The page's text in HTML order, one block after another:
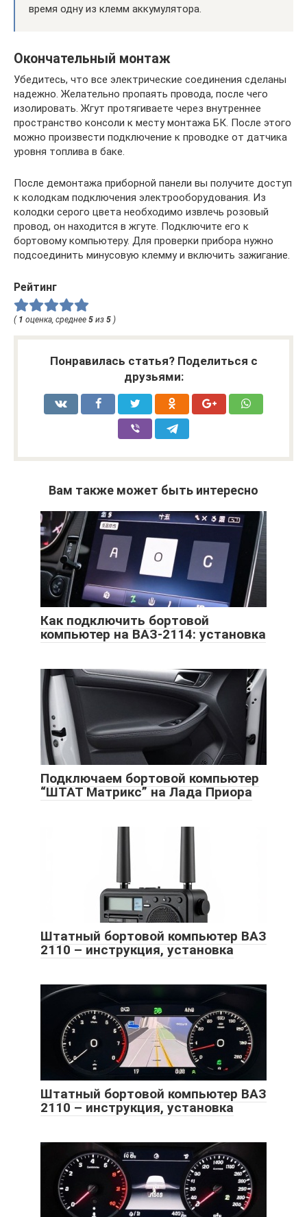
время одну из клемм аккумулятора.
Окончательный монтаж
Убедитесь, что все электрические соединения сделаны
надежно. Желательно пропаять провода, после чего
изолировать. Жгут протягиваете через внутреннее
пространство консоли к месту монтажа БК. После этого
можно произвести подключение к проводке от датчика
уровня топлива в баке.
После демонтажа приборной панели вы получите доступ
к колодкам подключения электрооборудования. Из
колодки серого цвета необходимо извлечь розовый
провод, он находится в жгуте. Подключите его к
бортовому компьютеру. Для проверки прибора нужно
подсоединить минусовую клемму и включить зажигание.
Рейтинг
( 1 оценка, среднее 5 из 5 )
Понравилась статья? Поделиться с
друзьями:
Вам также может быть интересно
Как подключить бортовой
компьютер на ВАЗ-2114: установка
Подключаем бортовой компьютер
“ШТАТ Матрикс” на Лада Приора
Штатный бортовой компьютер ВАЗ
2110 – инструкция, установка
Штатный бортовой компьютер ВАЗ
2110 – инструкция, установка